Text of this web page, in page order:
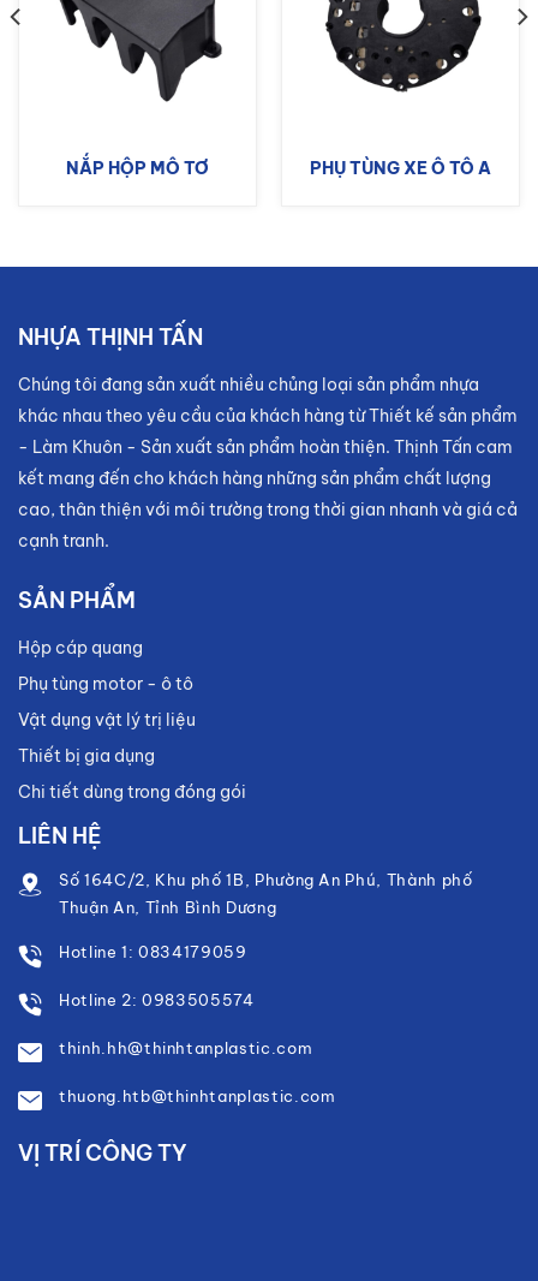
NẮP HỘP MÔ TƠ PHỤ TÙNG XE Ô TÔ A
NHỰA THỊNH TẤN
Chúng tôi đang sản xuất nhiều chủng loại sản phẩm nhựa
khác nhau theo yêu cầu của khách hàng từ Thiết kế sản phẩm
- Làm Khuôn - Sản xuất sản phẩm hoàn thiện. Thịnh Tấn cam
kết mang đến cho khách hàng những sản phẩm chất lượng
cao, thân thiện với môi trường trong thời gian nhanh và giá cả
cạnh tranh.
SẢN PHẨM
Hộp cáp quang
Phụ tùng motor - ô tô
Vật dụng vật lý trị liệu
Thiết bị gia dụng
Chi tiết dùng trong đóng gói
LIÊN HỆ
Số 164C/2, Khu phố 1B, Phường An Phú, Thành phố
Thuận An, Tỉnh Bình Dương
Hotline 1: 0834179059
Hotline 2: 0983505574
thinh.hh@thinhtanplastic.com
thuong.htb@thinhtanplastic.com
VỊ TRÍ CÔNG TY